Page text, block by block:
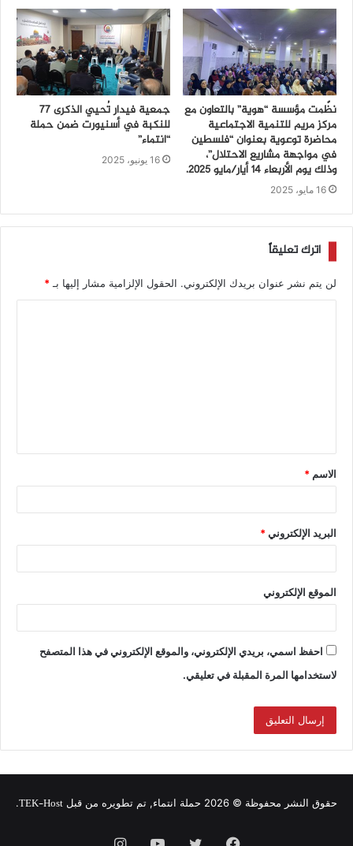
نظّمت مؤسسة “هوية” بالتعاون مع
مركز مريم للتنمية الاجتماعية
محاضرة توعوية بعنوان “فلسطين
في مواجهة مشاريع الاحتلال”،
وذلك يوم الأربعاء 14 أيار/مايو 2025.
16 مايو، 2025
جمعية فيدار تُحيي الذكرى 77
للنكبة في أسنيورت ضمن حملة
“انتماء”
16 يونيو، 2025
اترك تعليقاً
لن يتم نشر عنوان بريدك الإلكتروني. الحقول الإلزامية مشار إليها بـ*
الاسم *
البريد الإلكتروني*
الموقع الإلكتروني
احفظ اسمي، بريدي الإلكتروني، والموقع الإلكتروني في هذا المتصفح
لاستخدامها المرة المقبلة في تعليقي.
حقوق النشر محفوظة © 2026 حملة انتماء, تم تطويره من قبل TEK-Host
.